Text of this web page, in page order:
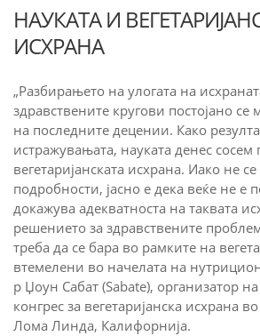
НАУКАТА И
ИСХРАНА
„Разбирањето на улогата на
здравствените кругови постојано се
на последните децении. Како
истражувањата, науката денес сосем
вегетаријанската исхрана. Иако не се
подробности, јасно е дека веќе не е
докажува адекватноста на таквата
решението за здравствените
треба да се бара во рамките на
втемелени во начелата на
р Џоун Сабат (Sabate), организатор
конгрес за вегетаријанска исхрана
Лома Линда, Калифорнија.